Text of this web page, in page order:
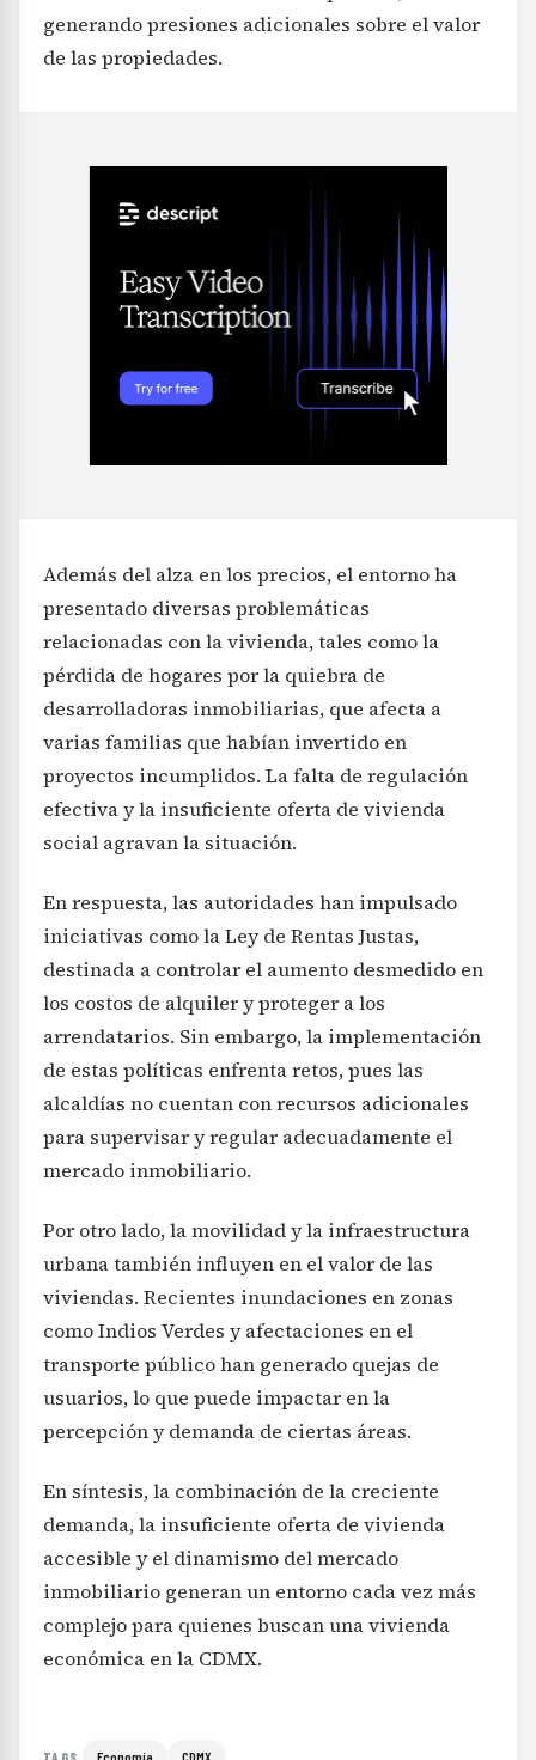
generando presiones adicionales sobre el valor
de las propiedades.
Además del alza en los precios, el entorno ha
presentado diversas problemáticas
relacionadas con la vivienda, tales como la
pérdida de hogares por la quiebra de
desarrolladoras inmobiliarias, que afecta a
varias familias que habían invertido en
proyectos incumplidos. La falta de regulación
efectiva y la insuficiente oferta de vivienda
social agravan la situación.
En respuesta, las autoridades han impulsado
iniciativas como la Ley de Rentas Justas,
destinada a controlar el aumento desmedido en
los costos de alquiler y proteger a los
arrendatarios. Sin embargo, la implementación
de estas políticas enfrenta retos, pues las
alcaldías no cuentan con recursos adicionales
para supervisar y regular adecuadamente el
mercado inmobiliario.
Por otro lado, la movilidad y la infraestructura
urbana también influyen en el valor de las
viviendas. Recientes inundaciones en zonas
como Indios Verdes y afectaciones en el
transporte público han generado quejas de
usuarios, lo que puede impactar en la
percepción y demanda de ciertas áreas.
En síntesis, la combinación de la creciente
demanda, la insuficiente oferta de vivienda
accesible y el dinamismo del mercado
inmobiliario generan un entorno cada vez más
complejo para quienes buscan una vivienda
económica en la CDMX.
TAGS Economía CDMX